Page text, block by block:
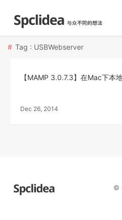
Tag : USBWebserver
【MAMP 3.0.7.3】在Mac下本
Dec 26, 2014
©